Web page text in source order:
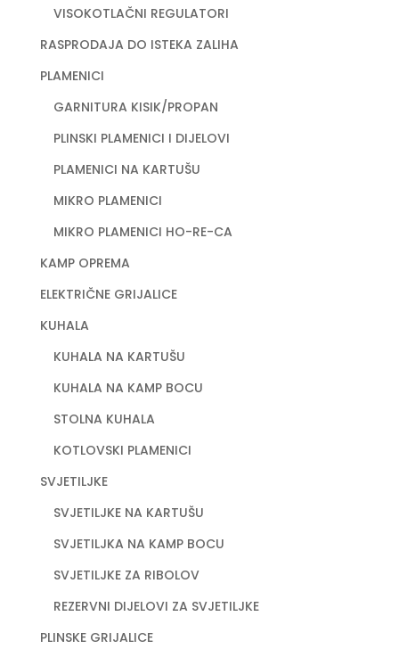
VISOKOTLAČNI REGULATORI
RASPRODAJA DO ISTEKA ZALIHA
PLAMENICI
GARNITURA KISIK/PROPAN
PLINSKI PLAMENICI I DIJELOVI
PLAMENICI NA KARTUŠU
MIKRO PLAMENICI
MIKRO PLAMENICI HO-RE-CA
KAMP OPREMA
ELEKTRIČNE GRIJALICE
KUHALA
KUHALA NA KARTUŠU
KUHALA NA KAMP BOCU
STOLNA KUHALA
KOTLOVSKI PLAMENICI
SVJETILJKE
SVJETILJKE NA KARTUŠU
SVJETILJKA NA KAMP BOCU
SVJETILJKE ZA RIBOLOV
REZERVNI DIJELOVI ZA SVJETILJKE
PLINSKE GRIJALICE